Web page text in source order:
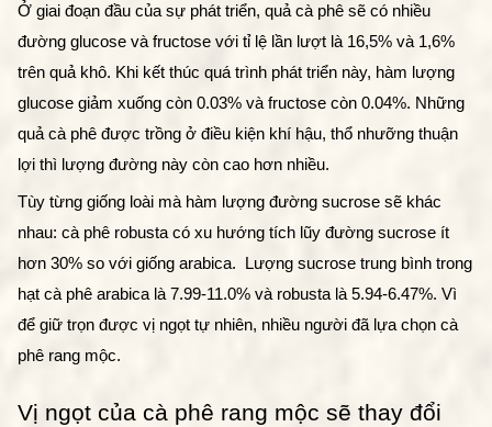
Ở giai đoạn đầu của sự phát triển, quả cà phê sẽ có nhiều
đường glucose và fructose với tỉ lệ lần lượt là 16,5% và 1,6%
trên quả khô. Khi kết thúc quá trình phát triển này, hàm lượng
glucose giảm xuống còn 0.03% và fructose còn 0.04%. Những
quả cà phê được trồng ở điều kiện khí hậu, thổ nhưỡng thuận
lợi thì lượng đường này còn cao hơn nhiều.
Tùy từng giống loài mà hàm lượng đường sucrose sẽ khác
nhau: cà phê robusta có xu hướng tích lũy đường sucrose ít
hơn 30% so với giống arabica.  Lượng sucrose trung bình trong
hạt cà phê arabica là 7.99-11.0% và robusta là 5.94-6.47%. Vì
để giữ trọn được vị ngọt tự nhiên, nhiều người đã lựa chọn cà
phê rang mộc.
Vị ngọt của cà phê rang mộc sẽ thay đổi